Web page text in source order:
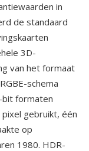
in
de standaard
3D-
van het formaat
schema
bit formaten
gebruikt, één
op
1980. HDR-